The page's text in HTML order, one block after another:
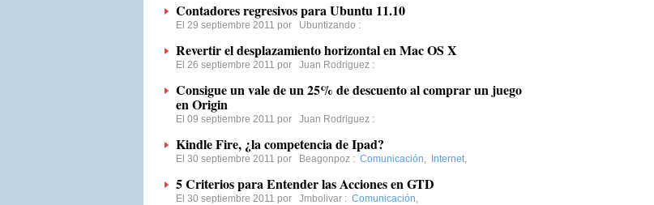
Contadores regresivos para Ubuntu 11.10
El 29 septiembre 2011 por Ubuntizando :
Revertir el desplazamiento horizontal en Mac OS X
El 26 septiembre 2011 por Juan Rodriguez :
Consigue un vale de un 25% de descuento al comprar un juego
en Origin
El 09 septiembre 2011 por Juan Rodriguez :
Kindle Fire, ¿la competencia de Ipad?
El 30 septiembre 2011 por Beagonpoz : Comunicación, Internet,
5 Criterios para Entender las Acciones en GTD
El 30 septiembre 2011 por Jmbolivar : Comunicación,